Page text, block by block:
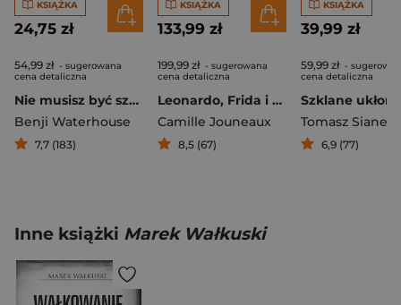
KSIĄŻKA
24,75 zł
54,99 zł - sugerowana
cena detaliczna
Nie musisz być szalony, żeby tu pracować
Benji Waterhouse
7,7 (183)
KSIĄŻKA
133,99 zł
199,99 zł - sugerowana
cena detaliczna
Leonardo, Frida i przyjaciele
Camille Jouneaux
8,5 (67)
KSIĄŻKA
39,99 zł
59,99 zł -
cena detaliczna
Tomasz
6,9 (77)
Inne książki Marek Wałkuski